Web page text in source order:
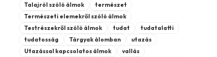
Talajról szóló álmok
természet
Természeti elemekről szóló álmok
Testrészekről szóló álmok
tudat
tudatalatti
tudatosság
Tárgyak álomban
utazás
Utazással kapcsolatos álmok
vallás